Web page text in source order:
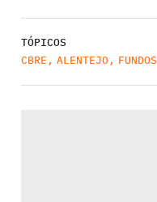
TÓPICOS
CBRE , ALENTEJO, FUNDOS